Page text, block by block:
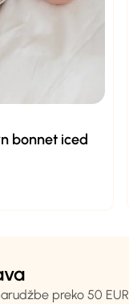
bonnet iced
preko 50 EUR